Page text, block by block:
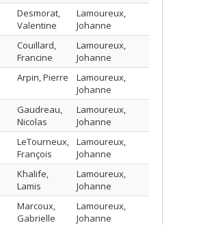
Desmorat,
Valentine
Lamoureux,
Johanne
Couillard,
Francine
Lamoureux,
Johanne
Arpin, Pierre
Lamoureux,
Johanne
Gaudreau,
Nicolas
Lamoureux,
Johanne
LeTourneux,
François
Lamoureux,
Johanne
Khalife,
Lamis
Lamoureux,
Johanne
Marcoux,
Gabrielle
Lamoureux,
Johanne